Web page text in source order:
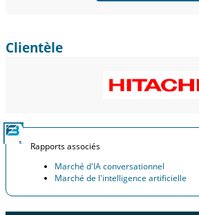
Clientèle
Rapports associés
Marché d'IA conversationnel
Marché de l'intelligence artificielle